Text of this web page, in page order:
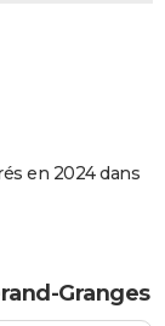
en 2024 dans
Granges